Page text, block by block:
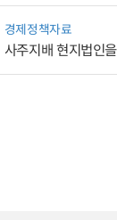
경제정책자료
사주지배 현지법인